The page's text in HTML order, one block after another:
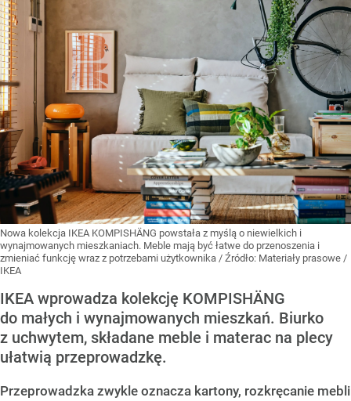
Nowa kolekcja IKEA KOMPISHÄNG powstała z myślą o niewielkich i
wynajmowanych mieszkaniach. Meble mają być łatwe do przenoszenia i
zmieniać funkcję wraz z potrzebami użytkownika / Źródło: Materiały prasowe /
IKEA
IKEA wprowadza kolekcję KOMPISHÄNG
do małych i wynajmowanych mieszkań. Biurko
z uchwytem, składane meble i materac na plecy
ułatwią przeprowadzkę.
Przeprowadzka zwykle oznacza kartony, rozkręcanie mebli